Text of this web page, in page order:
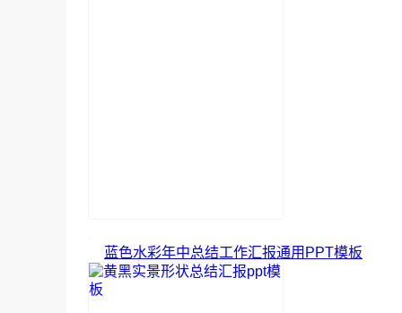
蓝色水彩年中总结工作汇报通用PPT模板